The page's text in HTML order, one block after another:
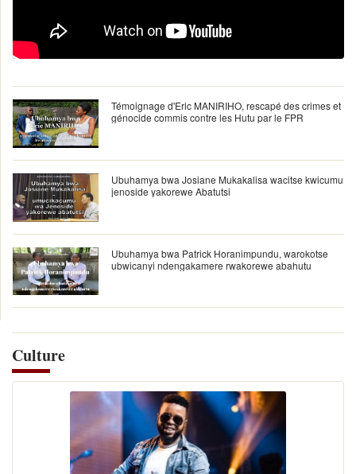
Témoignage d'Eric MANIRIHO, rescapé des crimes et
génocide commis contre les Hutu par le FPR
Ubuhamya bwa Josiane Mukakalisa wacitse kwicumu
jenoside yakorewe Abatutsi
Ubuhamya bwa Patrick Horanimpundu, warokotse
ubwicanyi ndengakamere rwakorewe abahutu
Culture